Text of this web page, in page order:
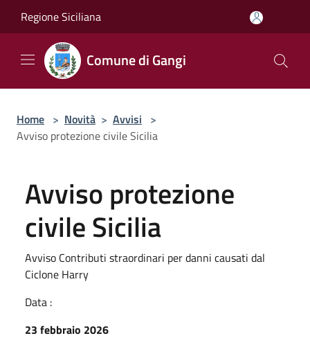
Regione Siciliana
Comune di Gangi
Home > Novità > Avvisi >
Avviso protezione civile Sicilia
Avviso protezione
civile Sicilia
Avviso Contributi straordinari per danni causati dal
Ciclone Harry
Data :
23 febbraio 2026